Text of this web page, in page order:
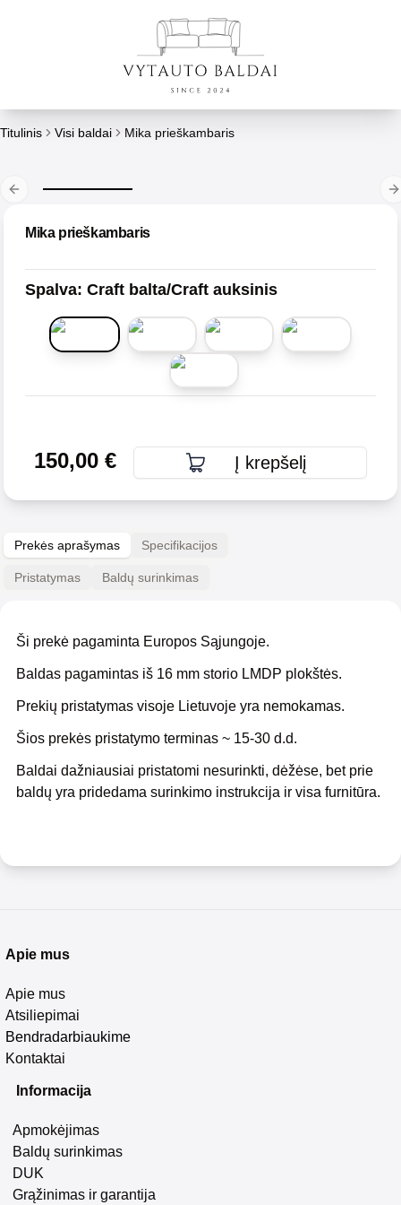
Titulinis Visi baldai Mika prieškambaris
Previous slide
Mika prieškambaris
Spalva: Craft balta/Craft auksinis
150,00€ Į krepšelį
Prekės aprašymas Specifikacijos
Pristatymas Baldų surinkimas
Ši prekė pagaminta Europos Sąjungoje.
Baldas pagamintas iš 16 mm storio LMDP plokštės.
Prekių pristatymas visoje Lietuvoje yra nemokamas.
Šios prekės pristatymo terminas ~ 15-30 d.d.
Baldai dažniausiai pristatomi nesurinkti, dėžėse, bet prie
baldų yra pridedama surinkimo instrukcija ir visa furnitūra.
Apie mus
Apie mus
Atsiliepimai
Bendradarbiaukime
Kontaktai
Informacija
Apmokėjimas
Baldų surinkimas
DUK
Grąžinimas ir garantija